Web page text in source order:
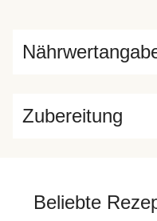
Zubereitung
Beliebte